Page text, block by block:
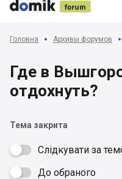


 

Головна Архивы форумов
Где в
отдохнуть?
Тема закрита
Слідкувати за
 До обраного